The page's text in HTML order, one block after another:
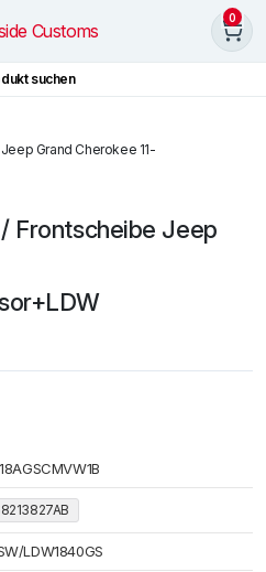
0
suchen
Grand Cherokee 11-
Frontscheibe Jeep
LDW1840GS